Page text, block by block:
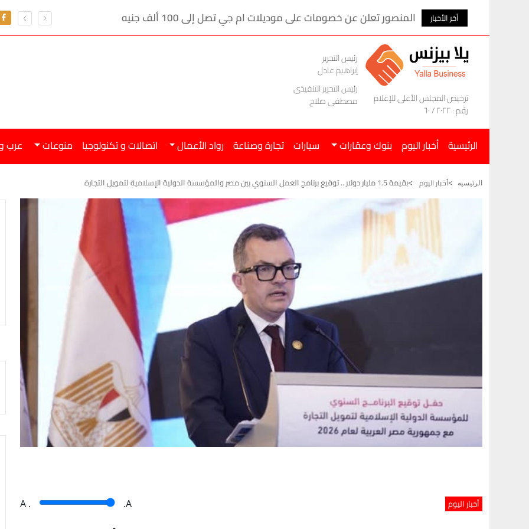
آخر الأخبار المنصور تعلن عن خصومات على موديلات ام جي تصل إلى 100 ألف جنيه
ترخيص المجلس الأعلى للإعلام
رقم : ٢٠٢٢ / ٦٠
رئيس التحرير
إبراهيم عادل
رئيس التحرير التنفيذى
مصطفى صلاح
الرئيسية أخبار اليوم بنوك وعقارات سيارات تجارة وصناعة رواد الأعمال اتصالات و تكنولوجيا منوعات عرب
الرئيسيه أخبار اليوم بقيمة 1.5 مليار دولار .. توقيع برنامج العمل السنوي بين مصر والمؤسسة الدولية الإسلامية لتمويل التجارة
أخبار اليوم A . .A